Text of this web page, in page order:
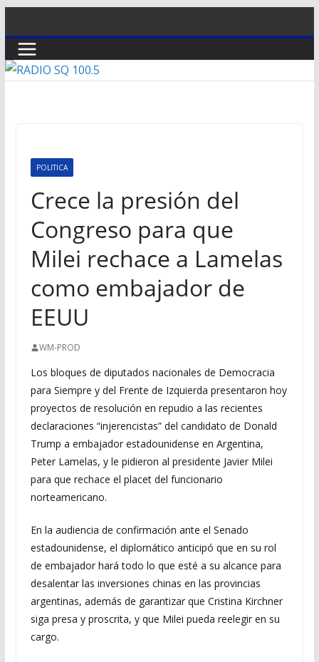
al
contenido
POLITICA
Crece la presión del
Congreso para que
Milei rechace a Lamelas
como embajador de
EEUU
WM-PROD
Los bloques de diputados nacionales de Democracia
para Siempre y del Frente de Izquierda presentaron hoy
proyectos de resolución en repudio a las recientes
declaraciones “injerencistas” del candidato de Donald
Trump a embajador estadounidense en Argentina,
Peter Lamelas, y le pidieron al presidente Javier Milei
para que rechace el placet del funcionario
norteamericano.
En la audiencia de confirmación ante el Senado
estadounidense, el diplomático anticipó que en su rol
de embajador hará todo lo que esté a su alcance para
desalentar las inversiones chinas en las provincias
argentinas, además de garantizar que Cristina Kirchner
siga presa y proscrita, y que Milei pueda reelegir en su
cargo.